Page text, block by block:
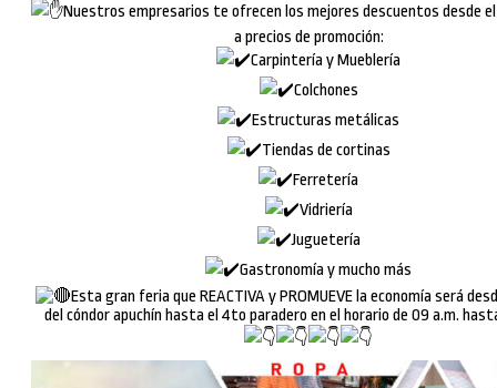
Nuestros empresarios te ofrecen los mejores descuentos desde
a precios de promoción:
Carpintería y Mueblería
Colchones
Estructuras metálicas
Tiendas de cortinas
Ferretería
Vidriería
Juguetería
Gastronomía y mucho más
Esta gran feria que REACTIVA y PROMUEVE la economía será
del cóndor apuchín hasta el 4to paradero en el horario de 09 a.m.